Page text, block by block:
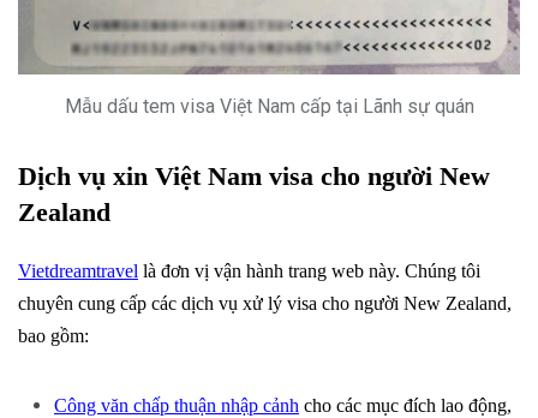
Mẫu dấu tem visa Việt Nam cấp tại Lãnh sự quán
Dịch vụ xin Việt Nam visa cho người New
Zealand
Vietdreamtravel là đơn vị vận hành trang web này. Chúng tôi
chuyên cung cấp các dịch vụ xử lý visa cho người New Zealand,
bao gồm:
Công văn chấp thuận nhập cảnh cho các mục đích lao động,